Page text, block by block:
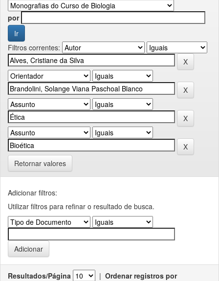
por
Filtros correntes:
Retornar valores
Adicionar filtros:
Utilizar filtros para refinar o resultado de busca.
Resultados/Página | Ordenar registros por